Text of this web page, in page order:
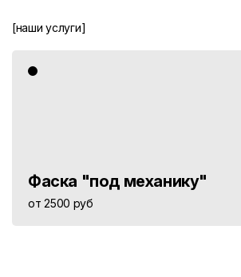
[наши услуги]
Фаска "под механику"
от 2500 руб